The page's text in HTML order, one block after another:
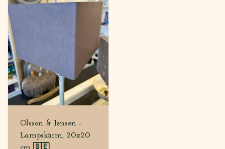
Olsson & Jensen -
Lampskärm, 20x20